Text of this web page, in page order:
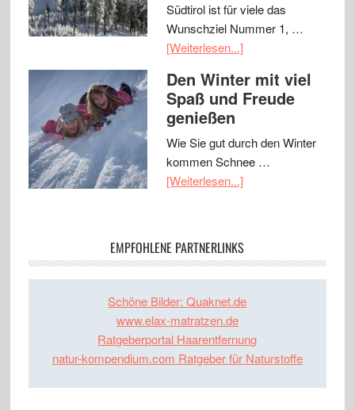
Südtirol ist für viele das
Wunschziel Nummer 1, …
[Weiterlesen...]
Den Winter mit viel
Spaß und Freude
genießen
Wie Sie gut durch den Winter
kommen Schnee …
[Weiterlesen...]
EMPFOHLENE PARTNERLINKS
Schöne Bilder: Quaknet.de
www.elax-matratzen.de
Ratgeberportal Haarentfernung
natur-kompendium.com Ratgeber für Naturstoffe